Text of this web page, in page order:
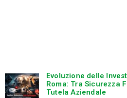
Evoluzione delle
Roma: Tra Sicurezza
Tutela Aziendale